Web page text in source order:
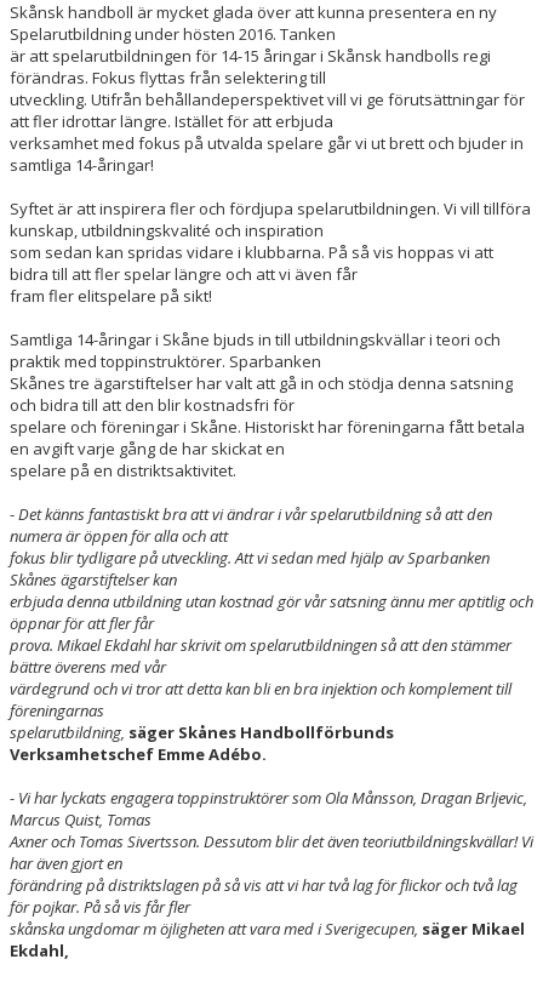
SOCIALA MEDIER
OM ÅHUS HANDBOLL
BLÅ TRÅDEN
Skånsk handboll är mycket glada över att kunna presentera en ny
Spelarutbildning under hösten 2016. Tanken
är att spelarutbildningen för 14-15 åringar i Skånsk handbolls regi
förändras. Fokus flyttas från selektering till
utveckling. Utifrån behållandeperspektivet vill vi ge förutsättningar för
att fler idrottar längre. Istället för att erbjuda
verksamhet med fokus på utvalda spelare går vi ut brett och bjuder in
samtliga 14-åringar!
Syftet är att inspirera fler och fördjupa spelarutbildningen. Vi vill tillföra
kunskap, utbildningskvalité och inspiration
som sedan kan spridas vidare i klubbarna. På så vis hoppas vi att
bidra till att fler spelar längre och att vi även får
fram fler elitspelare på sikt!
Samtliga 14-åringar i Skåne bjuds in till utbildningskvällar i teori och
praktik med toppinstruktörer. Sparbanken
Skånes tre ägarstiftelser har valt att gå in och stödja denna satsning
och bidra till att den blir kostnadsfri för
spelare och föreningar i Skåne. Historiskt har föreningarna fått betala
en avgift varje gång de har skickat en
spelare på en distriktsaktivitet.
-Det känns fantastiskt bra att vi ändrar i vår spelarutbildning så att den
numera är öppen för alla och att
fokus blir tydligare på utveckling. Att vi sedan med hjälp av Sparbanken
Skånes ägarstiftelser kan
erbjuda denna utbildning utan kostnad gör vår satsning ännu mer aptitlig och
öppnar för att fler får
prova. Mikael Ekdahl har skrivit om spelarutbildningen så att den stämmer
bättre överens med vår
värdegrund och vi tror att detta kan bli en bra injektion och komplement till
föreningarnas
spelarutbildning, säger Skånes Handbollförbunds
Verksamhetschef Emme Adébo.
- Vi har lyckats engagera toppinstruktörer som Ola Månsson, Dragan Brljevic,
Marcus Quist, Tomas
Axner och Tomas Sivertsson. Dessutom blir det även teoriutbildningskvällar! Vi
har även gjort en
förändring på distriktslagen på så vis att vi har två lag för flickor och två lag
för pojkar. På så vis får fler
skånska ungdomar m öjligheten att vara med i Sverigecupen, säger Mikael
Ekdahl,